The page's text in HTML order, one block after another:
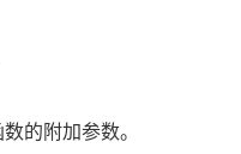
的附加参数。